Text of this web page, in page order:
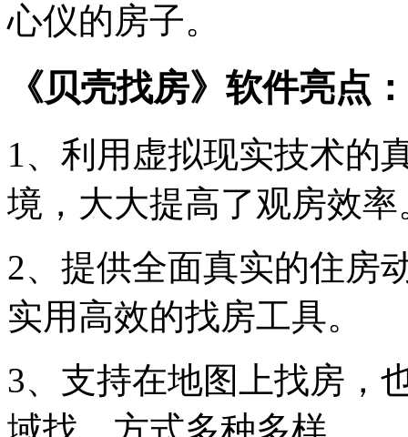
心仪的房子。
《贝壳找房》软件亮点：
1、利用虚拟现实技术的
境，大大提高了观房效率
2、提供全面真实的住房
实用高效的找房工具。
3、支持在地图上找房，
域找，方式多种多样。